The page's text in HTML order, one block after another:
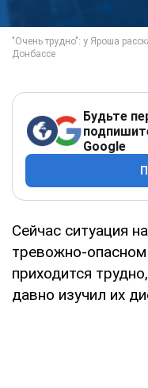
Будьте
Google
Сейчас ситуация
тревожно-
приходится
давно изучил их